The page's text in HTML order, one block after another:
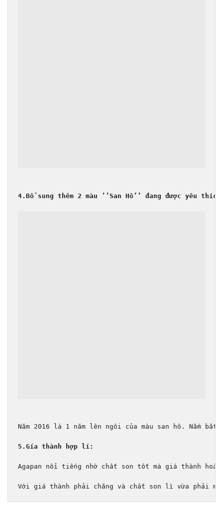
4.Bổ sung thêm 2 màu ’’San Hô’’ đang được yêu
Năm 2016 là 1 năm lên ngôi của màu san hô. Nắm
5.Gía thành hợp lí:
Agapan nổi tiếng nhờ chất son tốt mà giá thành
Với giá thành phải chăng và chất son lì vừa phải